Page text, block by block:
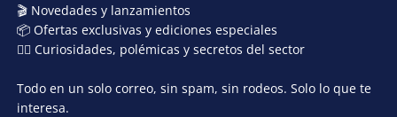
🎬 Novedades y lanzamientos
📦 Ofertas exclusivas y ediciones especiales
🕵️‍♂️ Curiosidades, polémicas y secretos del sector
Todo en un solo correo, sin spam, sin rodeos. Solo lo que te
interesa.